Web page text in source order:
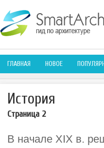
ГЛАВНАЯ НОВОЕ
История
Страница 2
В начале XIX в.